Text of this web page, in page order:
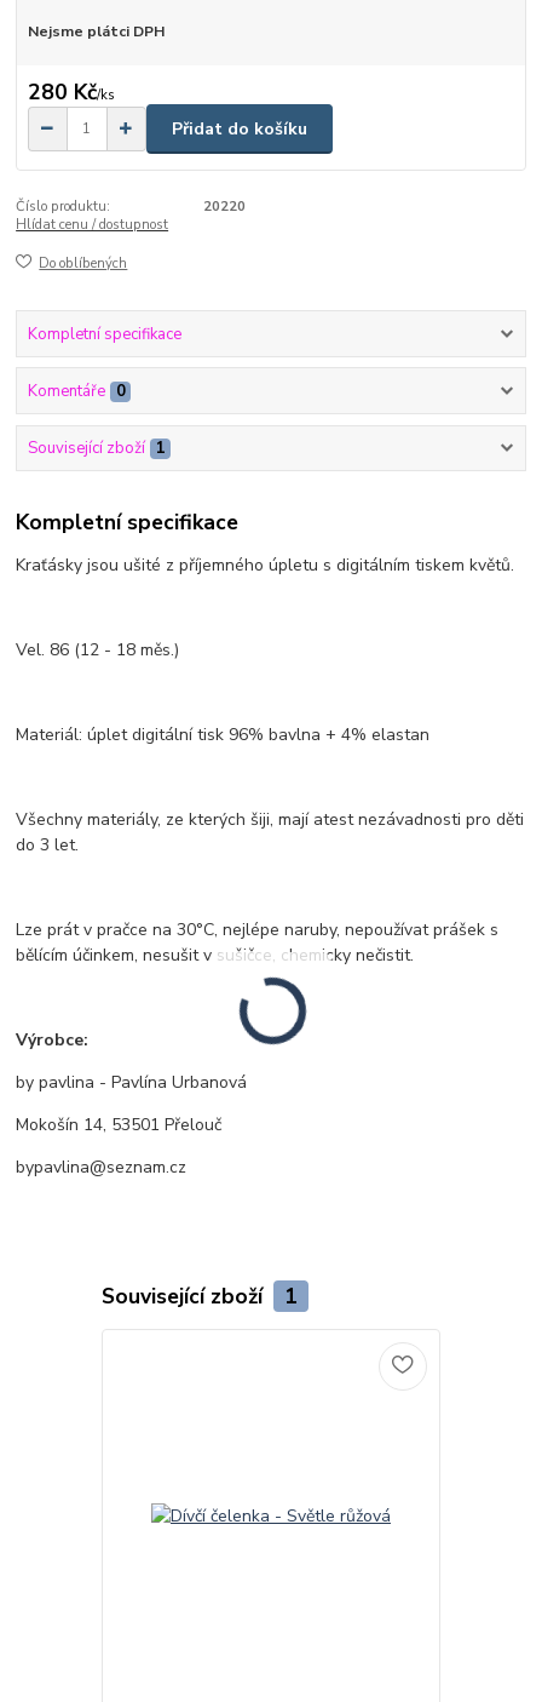
Nejsme plátci DPH
280 Kč/ks
Přidat do košíku
Číslo produktu:
20220
Hlídat cenu / dostupnost
Do oblíbených
Kompletní specifikace
Komentáře 0
Související zboží 1
Kompletní specifikace
Kraťásky jsou ušité z příjemného úpletu s digitálním tiskem květů.
Vel. 86 (12 - 18 měs.)
Materiál: úplet digitální tisk 96% bavlna + 4% elastan
Všechny materiály, ze kterých šiji, mají atest nezávadnosti pro děti
do 3 let.
Lze prát v pračce na 30°C, nejlépe naruby, nepoužívat prášek s
bělícím účinkem, nesušit v sušičce, chemicky nečistit.
Výrobce:
by pavlina - Pavlína Urbanová
Mokošín 14, 53501 Přelouč
bypavlina@seznam.cz
Související zboží 1